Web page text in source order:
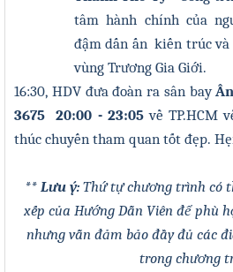
tâm hành chính của
đậm dấn ấn kiến trúc và
vùng Trương Gia Giới.
16:30, HDV đưa đoàn ra sân bay
3675 20:00 - 23:05về TP.HCM
thúc chuyến tham quan tốt đẹp.
** Lưu ý:Thứ tự chương trình có
xếp của Hướng Dẫn Viên để phù
nhưng vẫn đảm bảo đầy đủ các
trong chương